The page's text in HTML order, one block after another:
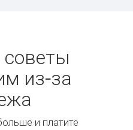
из-за
и платите